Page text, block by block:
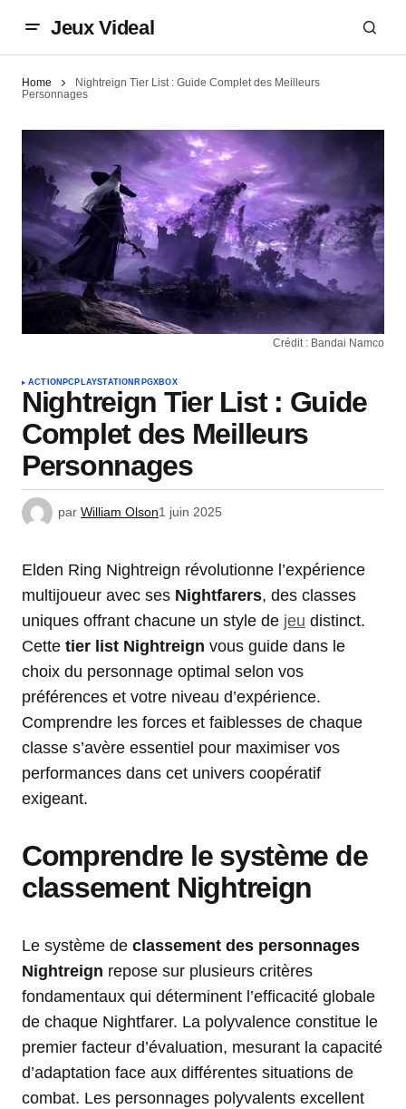
Jeux Videal
Home
Nightreign Tier List : Guide Complet des Meilleurs
Personnages
Crédit : Bandai Namco
ACTION PC PLAYSTATION RPGXBOX
Nightreign Tier List : Guide
Complet des Meilleurs
Personnages
par William Olson1 juin 2025
Elden Ring Nightreign révolutionne l’expérience
multijoueur avec ses Nightfarers, des classes
uniques offrant chacune un style de jeu distinct.
Cette tier list Nightreign vous guide dans le
choix du personnage optimal selon vos
préférences et votre niveau d’expérience.
Comprendre les forces et faiblesses de chaque
classe s’avère essentiel pour maximiser vos
performances dans cet univers coopératif
exigeant.
Comprendre le système de
classement Nightreign
Le système de classement des personnages
Nightreign repose sur plusieurs critères
fondamentaux qui déterminent l’efficacité globale
de chaque Nightfarer. La polyvalence constitue le
premier facteur d’évaluation, mesurant la capacité
d’adaptation face aux différentes situations de
combat. Les personnages polyvalents excellent